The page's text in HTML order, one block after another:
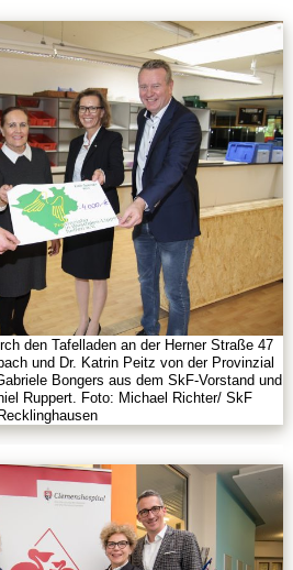
den Tafelladen an der Herner Straße 47
und Dr. Katrin Peitz von der Provinzial
Bongers aus dem SkF-Vorstand und
Ruppert. Foto: Michael Richter/ SkF